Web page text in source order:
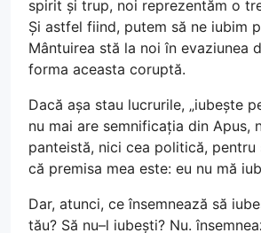
spirit și trup, noi reprezentăm o
Și astfel fiind, putem să ne iubim
Mântuirea stă la noi în evaziunea
forma aceasta coruptă.
Dacă așa stau lucrurile, „iubește
nu mai are semnificația din Apus,
panteistă, nici cea politică,
că premisa mea este: eu nu mă
Dar, atunci, ce însemnează să
tău? Să nu–l iubești? Nu.